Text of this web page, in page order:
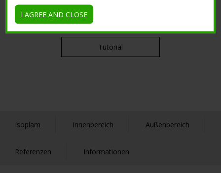
Concreativity Workshop
Tutorial
Isoplam Innenbereich Außenbereich
Referenzen Informationen
I AGREE AND CLOSE